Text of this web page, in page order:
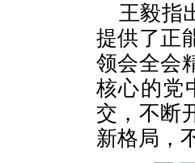
王毅指
提供了正
领会全会
核心的党
交，不断
新格局，